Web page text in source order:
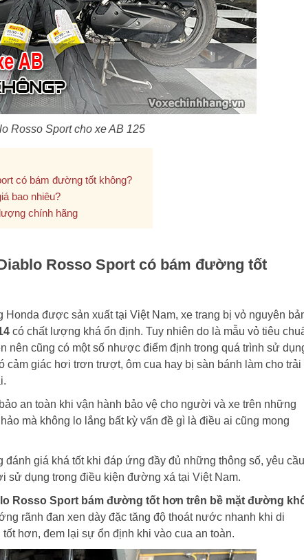
Rosso Sport cho xe AB 125
có bám đường tốt không?
bao nhiêu?
chính hãng
Rosso Sport có bám đường tốt
Honda được sản xuất tại Việt Nam, xe trang bị vỏ nguyên
có chất lượng khá ổn định. Tuy nhiên do là mẫu vỏ tiêu
nên cũng có một số nhược điểm định trong quá trình sử
giác hơi trơn trượt, ôm cua hay bị sàn bánh làm cho trải
an toàn khi vận hành bảo vệ cho người và xe trên những
mà không lo lắng bất kỳ vấn đề gì là điều ai cũng mong
giá khá tốt khi đáp ứng đầy đủ những thông số, yêu
sử dụng trong điều kiện đường xá tại Việt Nam.
Rosso Sport bám đường tốt hơn trên bề mặt đường
rãnh đan xen dày đặc tăng độ thoát nước nhanh khi di
hơn, đem lại sự ổn định khi vào cua an toàn.